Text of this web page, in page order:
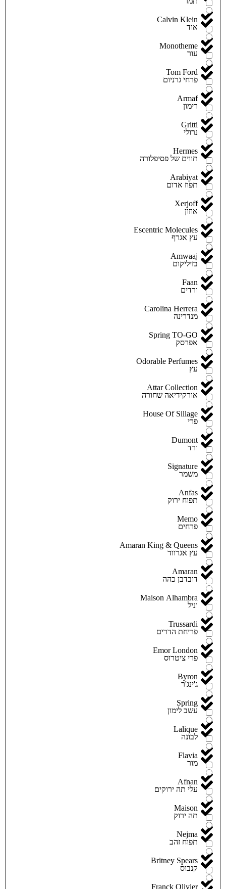
Calvin Klein
Monotheme
Tom Ford
Armaf
Gritti
Hermes
Arabiyat
Xerjoff
Escentric Molecules
Amwaaj
Faan
Carolina Herrera
Spring TO-GO
Odorable Perfumes
Attar Collection
House Of Sillage
Dumont
Signature
Anfas
Memo
Amaran King & Queens
Amaran
Maison Alhambra
Trussardi
Emor London
Byron
Spring
Lalique
Flavia
Afnan
Maison
Nejma
Britney Spears
Franck Olivier
אוד
עור
פרחי גרניום
רימון
נרולי
תווים של פסיפלורה
תפוז אדום
אוזון
עץ אגרף
בזיליקום
ורדים
מנדרינה
אפרסק
עץ
אורקידיאה שחורה
פרי
ורד
משמר
תפוח ירוק
פרחים
עץ אגרווד
דובדבן כהה
וניל
פריחת הדרים
פרי ציטרוס
ג'ינג'ר
עשב לימון
לבונה
מור
עלי תה ירוקים
תה ירוק
תפוח זהב
קנבוס